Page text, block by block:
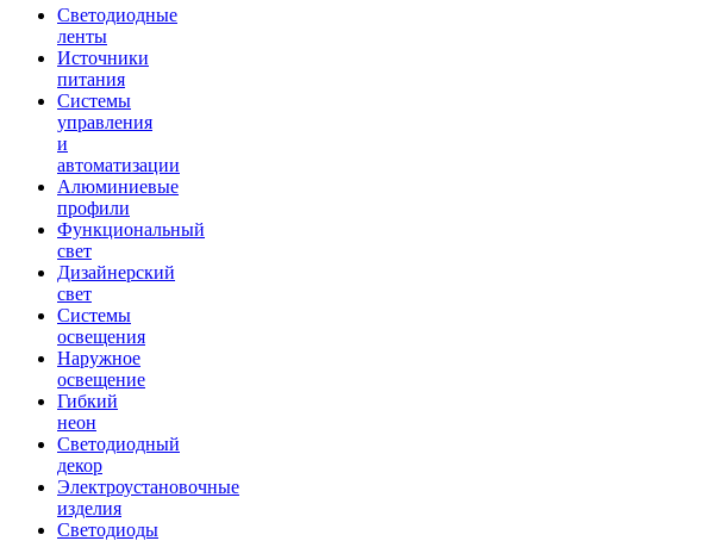
Светодиодные
ленты
Источники
питания
Системы
управления
и
автоматизации
Алюминиевые
профили
Функциональный
свет
Дизайнерский
свет
Системы
освещения
Наружное
освещение
Гибкий
неон
Светодиодный
декор
Электроустановочные
изделия
Светодиоды